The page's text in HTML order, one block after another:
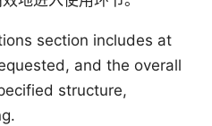
section includes at
and the overall
structure,